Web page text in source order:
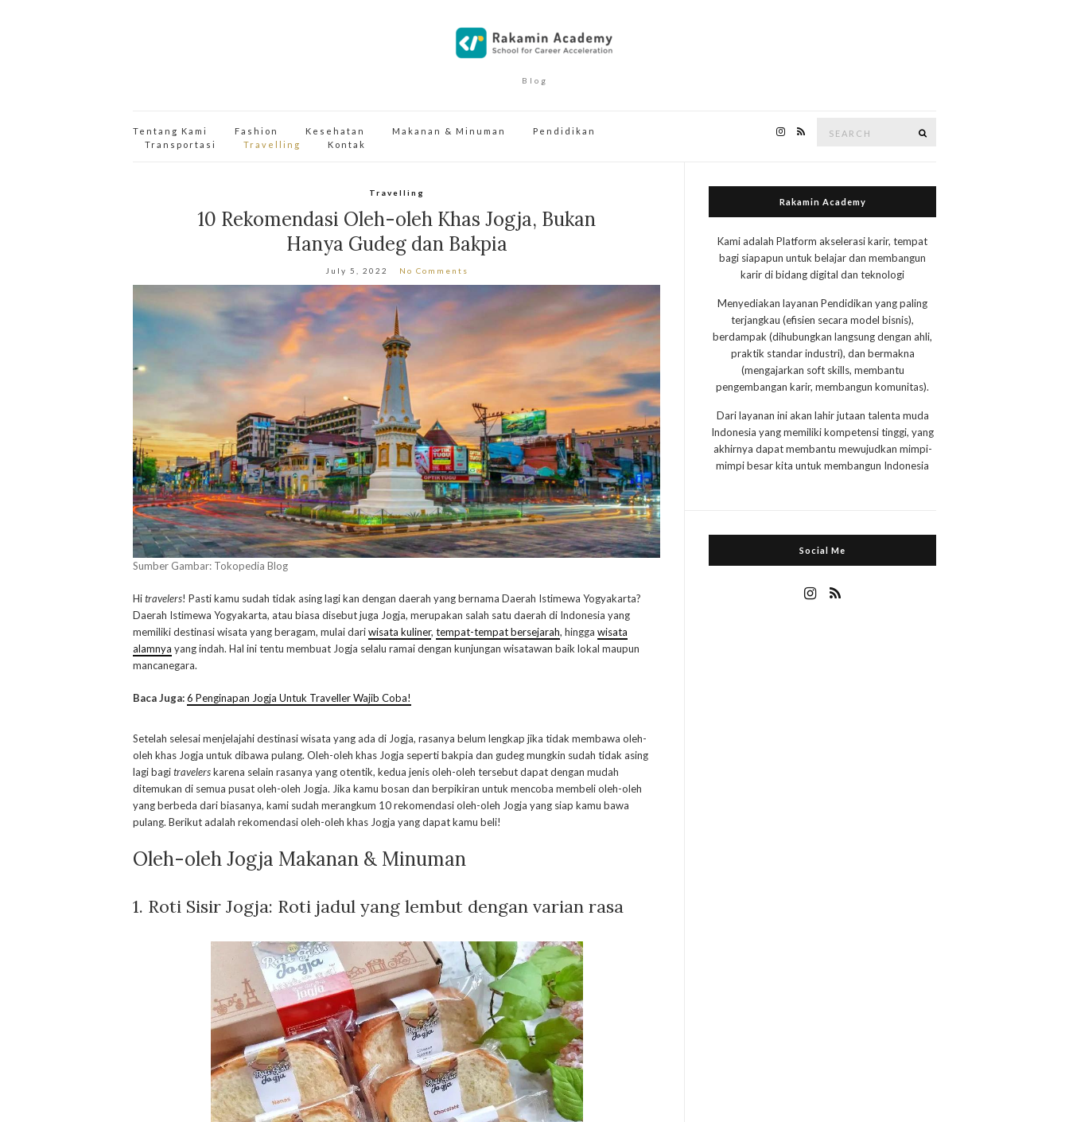
Blog
Tentang Kami Fashion Kesehatan Makanan & Minuman
Pendidikan
Transportasi
Travelling Kontak
Travelling
10 Rekomendasi Oleh-oleh Khas Jogja, Bukan
Hanya Gudeg dan Bakpia
July 5, 2022 No Comments
Sumber Gambar: Tokopedia Blog
Hitravelers! Pasti kamu sudah tidak asing lagi kan dengan daerah yang bernama Daerah Istimewa Yogyakarta?
Daerah Istimewa Yogyakarta, atau biasa disebut juga Jogja, merupakan salah satu daerah di Indonesia yang
memiliki destinasi wisata yang beragam, mulai dariwisata kuliner, tempat-tempat bersejarah, hingga wisata
alamnya yang indah. Hal ini tentu membuat Jogja selalu ramai dengan kunjungan wisatawan baik lokal maupun
mancanegara.
Baca Juga:6 Penginapan Jogja Untuk Traveller Wajib Coba!
Setelah selesai menjelajahi destinasi wisata yang ada di Jogja, rasanya belum lengkap jika tidak membawa oleh-
oleh khas Jogja untuk dibawa pulang. Oleh-oleh khas Jogja seperti bakpia dan gudeg mungkin sudah tidak asing
lagi bagitravelerskarena selain rasanya yang otentik, kedua jenis oleh-oleh tersebut dapat dengan mudah
ditemukan di semua pusat oleh-oleh Jogja. Jika kamu bosan dan berpikiran untuk mencoba membeli oleh-oleh
yang berbeda dari biasanya, kami sudah merangkum 10 rekomendasi oleh-oleh Jogja yang siap kamu bawa
pulang. Berikut adalah rekomendasi oleh-oleh khas Jogja yang dapat kamu beli!
Oleh-oleh Jogja Makanan & Minuman
1. Roti Sisir Jogja: Roti jadul yang lembut dengan varian rasa
Rakamin Academy
Kami adalah Platform akselerasi karir, tempat
bagi siapapun untuk belajar dan membangun
karir di bidang digital dan teknologi
Menyediakan layanan Pendidikan yang paling
terjangkau (efisien secara model bisnis),
berdampak (dihubungkan langsung dengan ahli,
praktik standar industri), dan bermakna
(mengajarkan soft skills, membantu
pengembangan karir, membangun komunitas).
Dari layanan ini akan lahir jutaan talenta muda
Indonesia yang memiliki kompetensi tinggi, yang
akhirnya dapat membantu mewujudkan mimpi-
mimpi besar kita untuk membangun Indonesia
Social Me